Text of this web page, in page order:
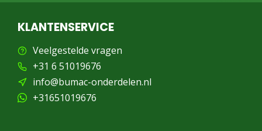
KLANTENSERVICE
Veelgestelde vragen
+31 6 51019676
info@bumac-onderdelen.nl
+31651019676